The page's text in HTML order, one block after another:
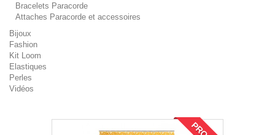
Bracelets Paracorde
Attaches Paracorde et accessoires
Bijoux
Fashion
Kit Loom
Elastiques
Perles
Vidéos